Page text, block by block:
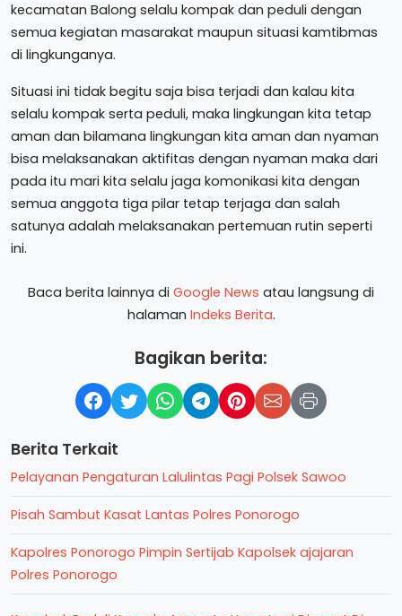
kecamatan Balong selalu kompak dan peduli dengan
semua kegiatan masarakat maupun situasi kamtibmas
di lingkunganya.
Situasi ini tidak begitu saja bisa terjadi dan kalau kita
selalu kompak serta peduli, maka lingkungan kita tetap
aman dan bilamana lingkungan kita aman dan nyaman
bisa melaksanakan aktifitas dengan nyaman maka dari
pada itu mari kita selalu jaga komonikasi kita dengan
semua anggota tiga pilar tetap terjaga dan salah
satunya adalah melaksanakan pertemuan rutin seperti
ini.
Baca berita lainnya di Google News atau langsung di
halaman Indeks Berita.
Bagikan berita:
Berita Terkait
Pelayanan Pengaturan Lalulintas Pagi Polsek Sawoo
Pisah Sambut Kasat Lantas Polres Ponorogo
Kapolres Ponorogo Pimpin Sertijab Kapolsek ajajaran
Polres Ponorogo